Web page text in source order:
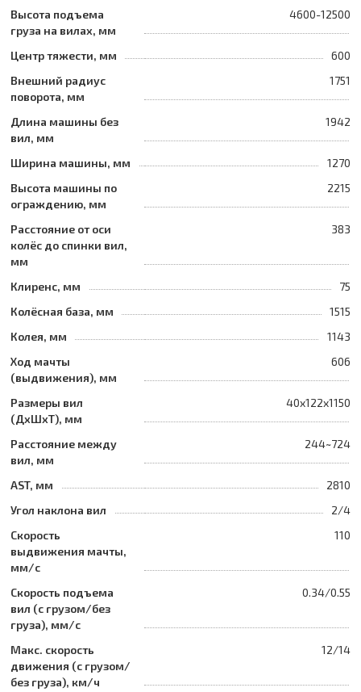
Высота подъема
груза на вилах, мм
4600-12500
Центр тяжести, мм
600
Внешний радиус
поворота, мм
1751
Длина машины без
вил, мм
1942
Ширина машины, мм
1270
Высота машины по
ограждению, мм
2215
Расстояние от оси
колёс до спинки вил,
мм
383
Клиренс, мм
75
Колёсная база, мм
1515
Колея, мм
1143
Ход мачты
(выдвижения), мм
606
Размеры вил
(ДхШхТ), мм
40x122x1150
Расстояние между
вил, мм
244~724
AST, мм
2810
Угол наклона вил
2/4
Скорость
выдвижения мачты,
мм/с
110
Скорость подъема
вил (с грузом/без
груза), мм/с
0.34/0.55
Макс. скорость
движения (с грузом/
без груза), км/ч
12/14